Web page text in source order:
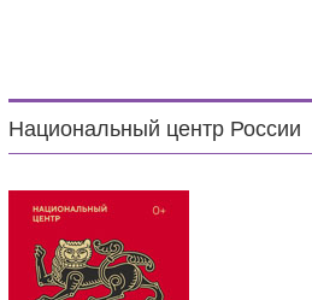
Национальный центр России